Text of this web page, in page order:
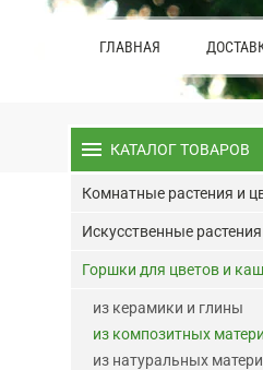
ГЛАВНАЯ
menu КАТАЛОГ ТОВАРОВ
Комнатные растения и
Искусственные растения
Горшки для цветов и
из керамики и глины
из композитных
из натуральных